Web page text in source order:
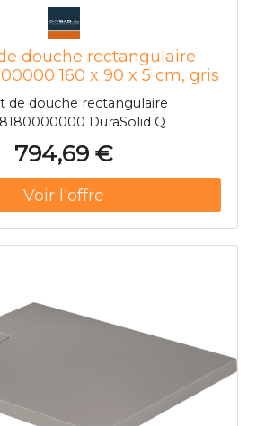
douche rectangulaire
160 x 90 x 5 cm, gris
béton
de douche rectangulaire
DuraSolid Q
794,69 €